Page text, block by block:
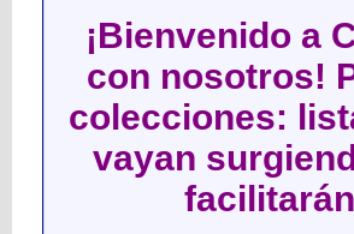
¡Bienvenido a
con nosotros!
colecciones:
vayan